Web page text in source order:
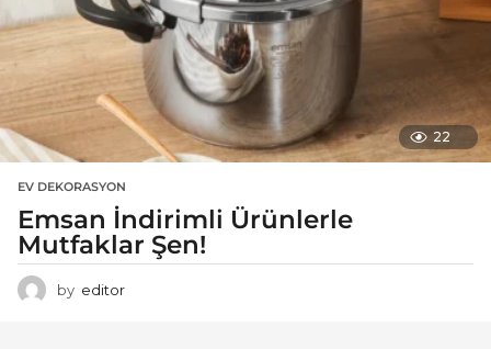
22
EV DEKORASYON
Emsan İndirimli Ürünlerle
Mutfaklar Şen!
by editor